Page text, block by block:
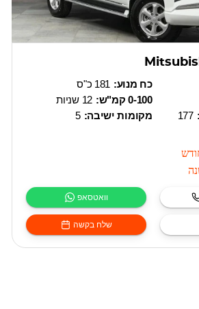
כח מנוע: 181 כ"ס
0-100 קמ"ש:
12 שניות
מקומות ישיבה: 5
177
וואטסאפ
שלח בקשה